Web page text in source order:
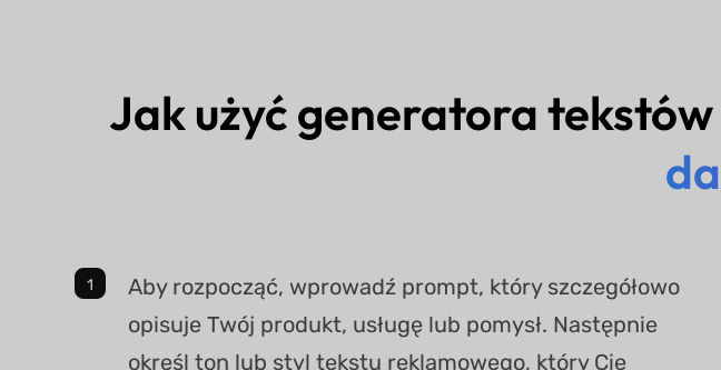
Jak użyć generatora
Aby rozpocząć, wprowadź prompt, który szczegółowo
opisuje Twój produkt, usługę lub pomysł. Następnie
określ ton lub styl tekstu reklamowego, który Cię